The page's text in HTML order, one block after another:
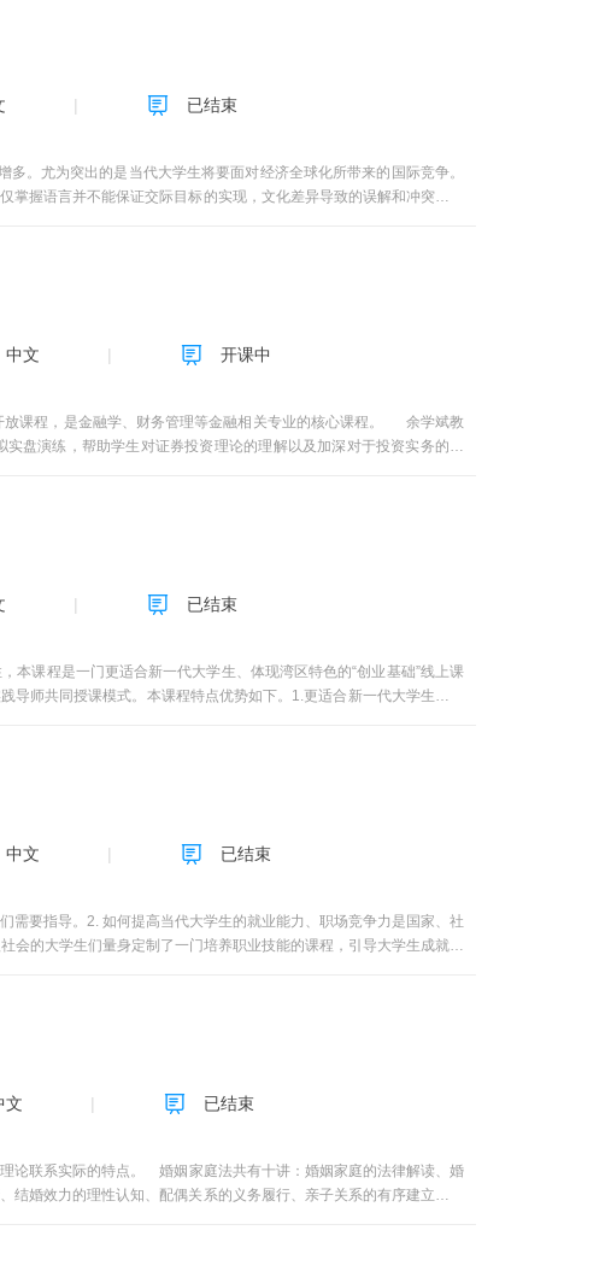
能，人人都有成功机会。人人都应该把自己看作一个“企业”，需要具备
！受过创业教育“熏陶”的人，在任何单位和机构工作都会表现非凡、
已结束
。尤为突出的是当代大学生将要面对经济全球化所带来的国际竞争。
握语言并不能保证交际目标的实现，文化差异导致的误解和冲突往往
描述了跨文化交际过程中可能遇到的障碍；第五章和第六章分别探讨
，并对比较经典的文化理论进行了详尽阐释和分析。第八章主要介绍
中文 开课中
放课程，是金融学、财务管理等金融相关专业的核心课程。 余学斌教
盘演练，帮助学生对证券投资理论的理解以及加深对于投资实务的印
已结束
本课程是一门更适合新一代大学生、体现湾区特色的“创业基础”线上课
师共同授课模式。本课程特点优势如下。1.更适合新一代大学生和呈
培育的土壤、条件和实践全景及动态。第三，开展团队组建、计划书
校身边典型案例，根据教学主题，进行教学案例研究和创业实践，案
课均采用“校内理论教师+校外企业家、投资人导师（来自湾区）”对话
需求、面向乡村和公益群体等多渠道真实项目及创业情景的项目库。
案例，节目全频道播出，并作为教学视频使用。3.更适合新一代大学生
机问答环节，学生须答完屏幕上的习题才继续播放。学生组队自行拍
创业机会的识别与利用7. 学会运用商业画布进行商业模式分析8. 商
中文 已结束
需要指导。2. 如何提高当代大学生的就业能力、职场竞争力是国家、社
会的大学生们量身定制了一门培养职业技能的课程，引导大学生成就更
文 已结束
论联系实际的特点。 婚姻家庭法共有十讲：婚姻家庭的法律解读、婚
婚效力的理性认知、配偶关系的义务履行、亲子关系的有序建立、离